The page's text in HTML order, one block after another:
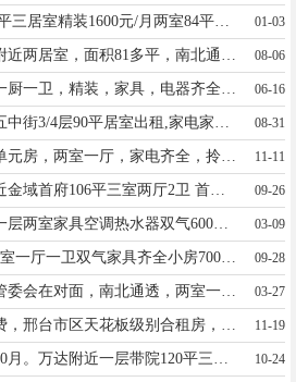
佳洲美地好楼层 95平三居室精装1600元/月两室84平1400元/月1室拎包入住800元/月13211093025 01-03
08-06
传世福邸一室一厅一厨一卫，精装，家具，电器齐全，拎包入住，900元，13633292847 06-16
08-31
个人房源辛庄社区单元房，两室一厅，家电齐全，拎包入住联系电话13722944766，短租勿扰 11-11
永康境界图书馆附近金域首府106平三室两厅2卫 首次出租拎包入住 月租1300元电话微信18830917011 09-26
北国逗号立方附近一层两室家具空调热水器双气600元一层两室简单家具空调热水器带小院500元13230954136 03-09
邯郸路口，2层，两室一厅一卫双气家具齐全小房700元，13633292847 09-28
中兴绿谷，高开区管委会在对面，南北通透，两室一厅，后面没有遮挡，远观邢台园博园，视野非常好15630989629 03-27
11-19
10-24